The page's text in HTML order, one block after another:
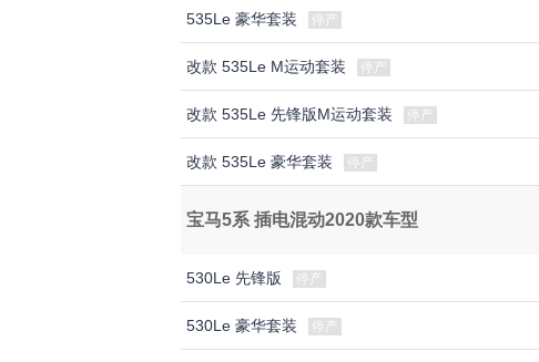
535Le 豪华套装 停产
改款 535Le M运动套装 停产
改款 535Le 先锋版M运动套装 停产
改款 535Le 豪华套装 停产
宝马5系 插电混动2020款车型
530Le 先锋版 停产
530Le 豪华套装 停产